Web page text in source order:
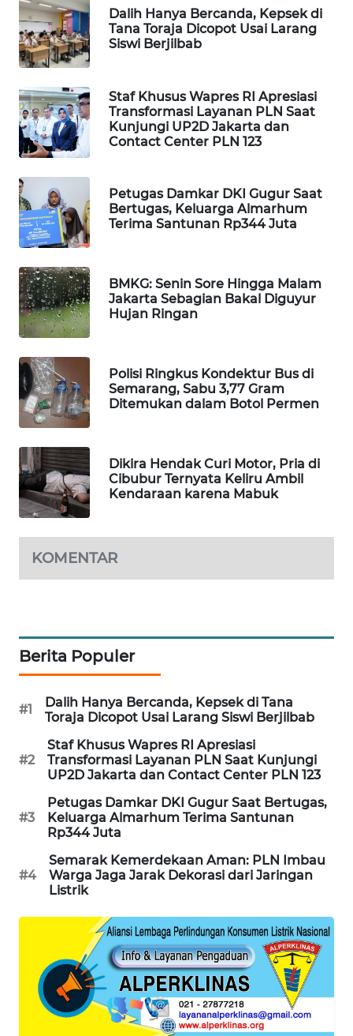
Dalih Hanya Bercanda, Kepsek di
Tana Toraja Dicopot Usai Larang
Siswi Berjilbab
Staf Khusus Wapres RI Apresiasi
Transformasi Layanan PLN Saat
Kunjungi UP2D Jakarta dan
Contact Center PLN 123
Petugas Damkar DKI Gugur Saat
Bertugas, Keluarga Almarhum
Terima Santunan Rp344 Juta
BMKG: Senin Sore Hingga Malam
Jakarta Sebagian Bakal Diguyur
Hujan Ringan
Polisi Ringkus Kondektur Bus di
Semarang, Sabu 3,77 Gram
Ditemukan dalam Botol Permen
Dikira Hendak Curi Motor, Pria di
Cibubur Ternyata Keliru Ambil
Kendaraan karena Mabuk
KOMENTAR
Berita Populer
#1
Dalih Hanya Bercanda, Kepsek di Tana
Toraja Dicopot Usai Larang Siswi Berjilbab
#2
Staf Khusus Wapres RI Apresiasi
Transformasi Layanan PLN Saat Kunjungi
UP2D Jakarta dan Contact Center PLN 123
#3
Petugas Damkar DKI Gugur Saat Bertugas,
Keluarga Almarhum Terima Santunan
Rp344 Juta
#4
Semarak Kemerdekaan Aman: PLN Imbau
Warga Jaga Jarak Dekorasi dari Jaringan
Listrik
WAHANA
ADVOKAT
WAHANA
INFRASTRUKTUR
WAHANA
KONSUMEN
WAHANA
LISTRIK
TRAVEL
WAHANA
TV
WAHANANEWS
ID
CO ID
WAHANANEWS
NET
WAHANA
WAHANA
PERSONA
OTOMOTIF
HEALTH
DESA
LAPAK
WAHANA